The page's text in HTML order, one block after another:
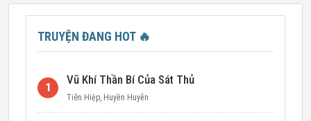
TRUYỆN ĐANG HOT 🔥
1
Vũ Khí Thần Bí Của Sát Thủ
Tiên Hiệp, Huyền Huyễn